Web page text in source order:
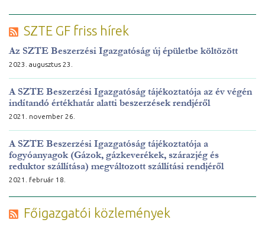
SZTE GF friss hírek
Az SZTE Beszerzési Igazgatóság új épületbe költözött
2023. augusztus 23.
A SZTE Beszerzési Igazgatóság tájékoztatója az év végén
indítandó értékhatár alatti beszerzések rendjéről
2021. november 26.
A SZTE Beszerzési Igazgatóság tájékoztatója a
fogyóanyagok (Gázok, gázkeverékek, szárazjég és
reduktor szállítása) megváltozott szállítási rendjéről
2021. február 18.
Főigazgatói közlemények